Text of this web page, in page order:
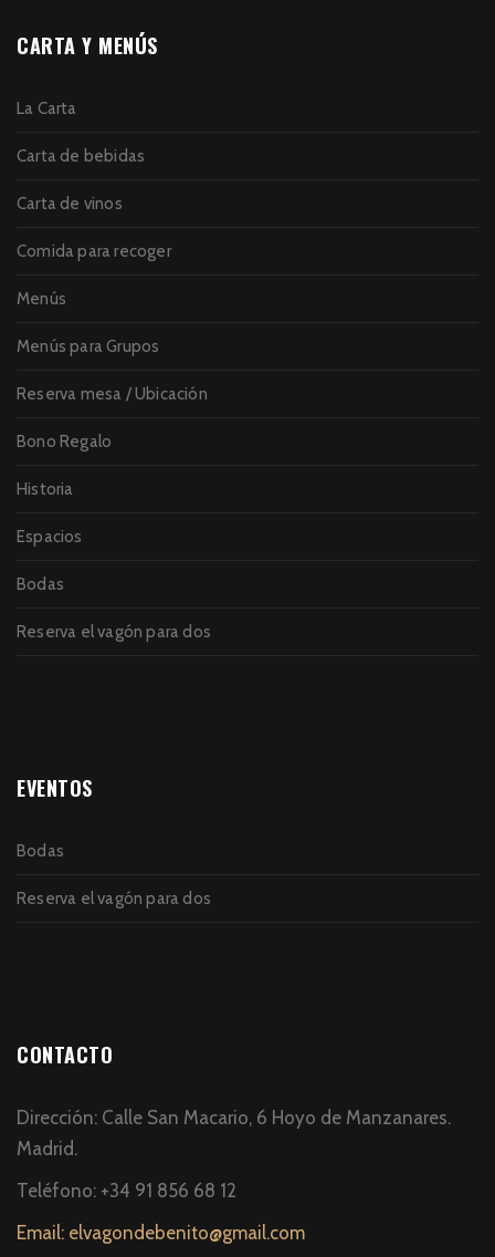
CARTA Y MENÚS
La Carta
Carta de bebidas
Carta de vinos
Comida para recoger
Menús
Menús para Grupos
Reserva mesa / Ubicación
Bono Regalo
Historia
Espacios
Bodas
Reserva el vagón para dos
EVENTOS
Bodas
Reserva el vagón para dos
CONTACTO
Dirección: Calle San Macario, 6 Hoyo de Manzanares.
Madrid.
Teléfono: +34 91 856 68 12
Email: elvagondebenito@gmail.com